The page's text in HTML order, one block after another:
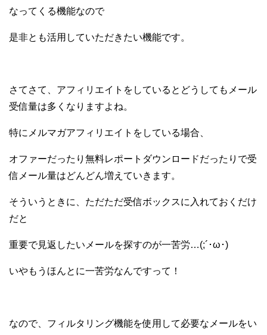
なってくる機能なので
是非とも活用していただきたい機能です。
さてさて、アフィリエイトをしているとどうしてもメール
受信量は多くなりますよね。
特にメルマガアフィリエイトをしている場合、
オファーだったり無料レポートダウンロードだったりで受
信メール量はどんどん増えていきます。
そういうときに、ただただ受信ボックスに入れておくだけ
だと
重要で見返したいメールを探すのが一苦労…(;´･ω･)
いやもうほんとに一苦労なんですって！
なので、フィルタリング機能を使用して必要なメールをい